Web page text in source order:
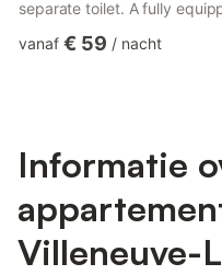
separate toilet. A fully
terrace with garden and
vanaf € 59 / nacht
Informatie
Villeneuve-